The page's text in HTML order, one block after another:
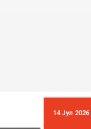
14 Јул 2026